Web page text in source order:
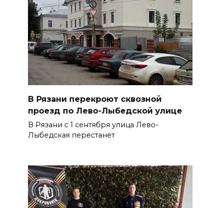
В Рязани перекроют сквозной
проезд по Лево-Лыбедской улице
В Рязани с 1 сентября улица Лево-
Лыбедская перестанет